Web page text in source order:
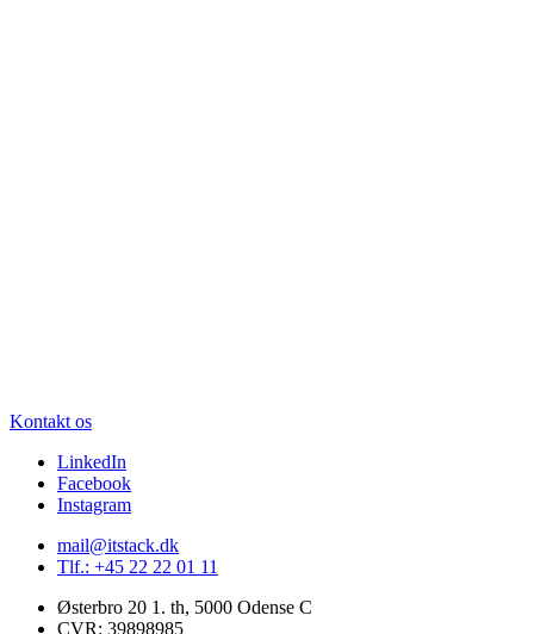
Kontakt os
LinkedIn
Facebook
Instagram
mail@itstack.dk
Tlf.: +45 22 22 01 11
Østerbro 20 1. th, 5000 Odense C
CVR: 39898985